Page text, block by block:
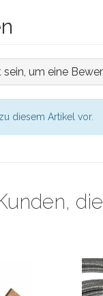
um eine
diesem Artikel vor.